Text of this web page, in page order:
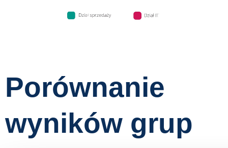
Porównanie
wyników grup